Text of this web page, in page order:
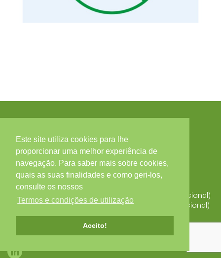
Este site utiliza cookies para lhe
proporcionar uma melhor experiência de
navegação. Para saber mais sobre cookies,
quais as suas finalidades e como geri-los,
consulte os nossos
Termos e condições de utilização
Aceito!
Contactos
Zona Industrial, Arruamento C - Lote 56, 3850-184
ALBERGARIA-A-VELHA
Portugal
T. +351 234 529 340 (Chamada para a rede fixa nacional)
F. +351 234 523 827 (Chamada para a rede fixa nacional)
alberplas@alberplas.pt